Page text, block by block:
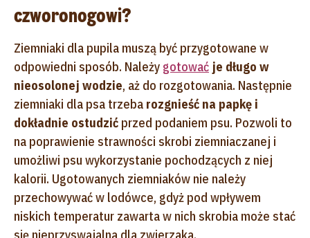
czworonogowi?
Ziemniaki dla pupila muszą być przygotowane w
odpowiedni sposób. Należy gotować je długo w
nieosolonej wodzie, aż do rozgotowania. Następnie
ziemniaki dla psa trzeba rozgnieść na papkę i
dokładnie ostudzić przed podaniem psu. Pozwoli to
na poprawienie strawności skrobi ziemniaczanej i
umożliwi psu wykorzystanie pochodzących z niej
kalorii. Ugotowanych ziemniaków nie należy
przechowywać w lodówce, gdyż pod wpływem
niskich temperatur zawarta w nich skrobia może stać
się nieprzyswajalna dla zwierzaka.